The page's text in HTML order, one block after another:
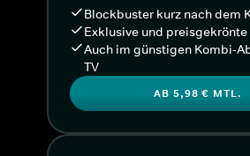
Blockbuster kurz nach dem
Exklusive und preisgekrönte
Auch im günstigen Kombi-
TV
AB 5,98 € MTL.